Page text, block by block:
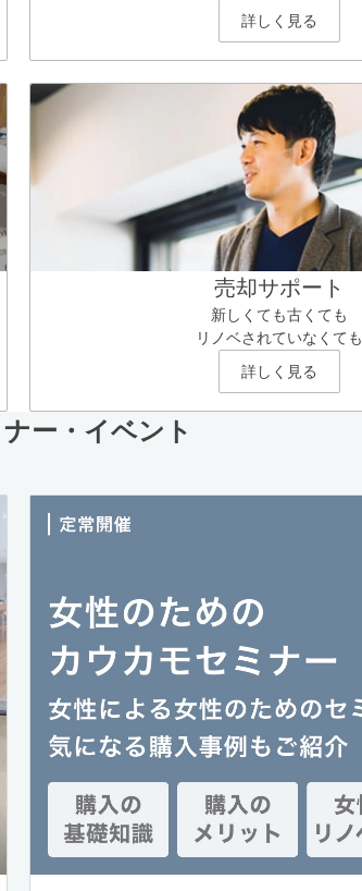
詳しく見る
売却サポート
新しくても古くても
リノベされていなくても
詳しく見る
ー・イベント